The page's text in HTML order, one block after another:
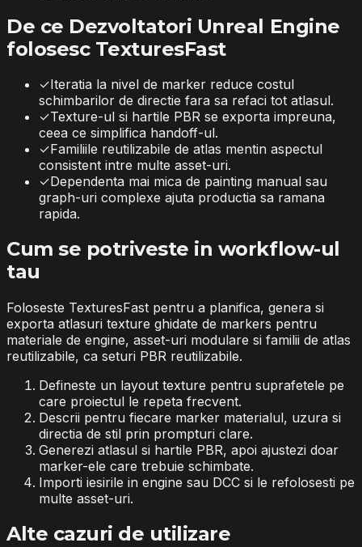
De ce Dezvoltatori Unreal Engine
folosesc TexturesFast
✓Iteratia la nivel de marker reduce costul
schimbarilor de directie fara sa refaci tot atlasul.
✓Texture-ul si hartile PBR se exporta impreuna,
ceea ce simplifica handoff-ul.
✓Familiile reutilizabile de atlas mentin aspectul
consistent intre multe asset-uri.
✓Dependenta mai mica de painting manual sau
graph-uri complexe ajuta productia sa ramana
rapida.
Cum se potriveste in workflow-ul
tau
Foloseste TexturesFast pentru a planifica, genera si
exporta atlasuri texture ghidate de markers pentru
materiale de engine, asset-uri modulare si familii de atlas
reutilizabile, ca seturi PBR reutilizabile.
Defineste un layout texture pentru suprafetele pe
care proiectul le repeta frecvent.
Descrii pentru fiecare marker materialul, uzura si
directia de stil prin prompturi clare.
Generezi atlasul si hartile PBR, apoi ajustezi doar
marker-ele care trebuie schimbate.
Importi iesirile in engine sau DCC si le refolosesti pe
multe asset-uri.
Alte cazuri de utilizare